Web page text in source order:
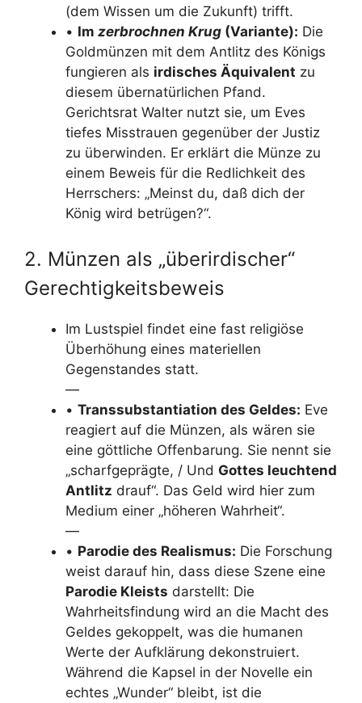
(dem Wissen um die Zukunft) trifft.
• Im zerbrochnen Krug (Variante): Die
Goldmünzen mit dem Antlitz des Königs
fungieren als irdisches Äquivalent zu
diesem übernatürlichen Pfand.
Gerichtsrat Walter nutzt sie, um Eves
tiefes Misstrauen gegenüber der Justiz
zu überwinden. Er erklärt die Münze zu
einem Beweis für die Redlichkeit des
Herrschers: „Meinst du, daß dich der
König wird betrügen?“.
2. Münzen als „überirdischer“
Gerechtigkeitsbeweis
Im Lustspiel findet eine fast religiöse
Überhöhung eines materiellen
Gegenstandes statt.
—
• Transsubstantiation des Geldes: Eve
reagiert auf die Münzen, als wären sie
eine göttliche Offenbarung. Sie nennt sie
„scharfgeprägte, / Und Gottes leuchtend
Antlitz drauf“. Das Geld wird hier zum
Medium einer „höheren Wahrheit“.
—
• Parodie des Realismus: Die Forschung
weist darauf hin, dass diese Szene eine
Parodie Kleists darstellt: Die
Wahrheitsfindung wird an die Macht des
Geldes gekoppelt, was die humanen
Werte der Aufklärung dekonstruiert.
Während die Kapsel in der Novelle ein
echtes „Wunder“ bleibt, ist die